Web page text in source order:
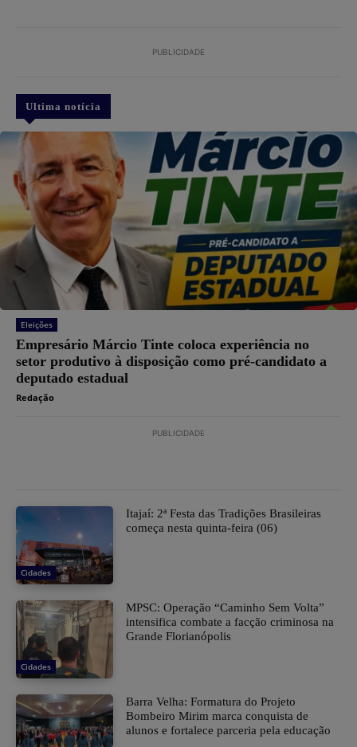
PUBLICIDADE
Ultima notícia
Eleições
Empresário Márcio Tinte coloca experiência no
setor produtivo à disposição como pré-candidato a
deputado estadual
Redação
PUBLICIDADE
Cidades
​Itajaí: 2ª Festa das Tradições Brasileiras
começa nesta quinta-feira (06)
Cidades
MPSC: Operação “Caminho Sem Volta”
intensifica combate a facção criminosa na
Grande Florianópolis
Barra Velha: Formatura do Projeto
Bombeiro Mirim marca conquista de
alunos e fortalece parceria pela educação